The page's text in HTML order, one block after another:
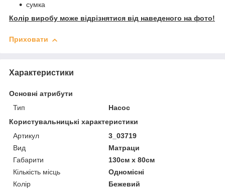
сумка
Колір виробу може відрізнятися від наведеного на фото!
Приховати
Характеристики
Основні атрибути
Тип
Насос
Користувальницькі характеристики
Артикул
3_03719
Вид
Матраци
Габарити
130см х 80см
Кількість місць
Одномісні
Колір
Бежевий